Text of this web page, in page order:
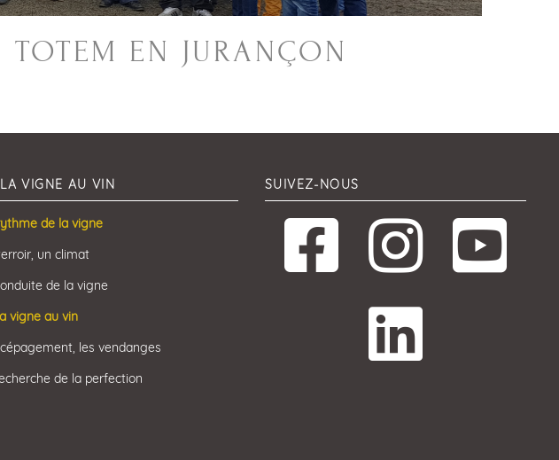
EN JURANÇON
VIGNE AU VIN
de la vigne
un climat
de la vigne
vigne au vin
les vendanges
de la perfection
SUIVEZ-NOUS